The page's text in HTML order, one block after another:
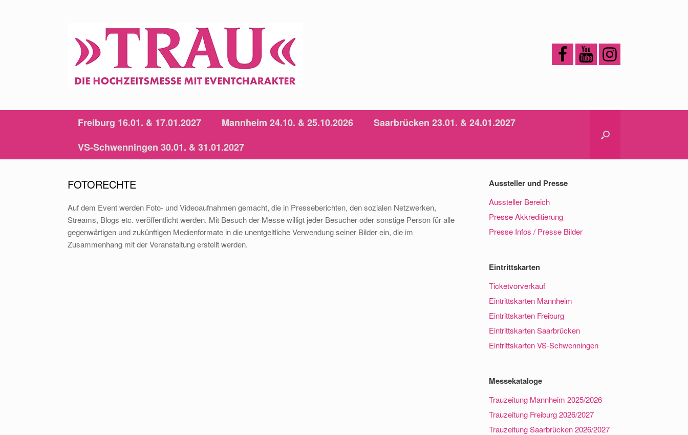
Freiburg 16.01. & 17.01.2027 Mannheim 24.10. & 25.10.2026
Saarbrücken 23.01. & 24.01.2027
VS-Schwenningen 30.01. & 31.01.2027
FOTORECHTE
Auf dem Event werden Foto- und Videoaufnahmen gemacht, die in Presseberichten, den sozialen Netzwerken,
Streams, Blogs etc. veröffentlicht werden. Mit Besuch der Messe willigt jeder Besucher oder sonstige Person für alle
gegenwärtigen und zukünftigen Medienformate in die unentgeltliche Verwendung seiner Bilder ein, die im
Zusammenhang mit der Veranstaltung erstellt werden.
Aussteller und Presse
Aussteller Bereich
Presse Akkreditierung
Presse Infos / Presse Bilder
Eintrittskarten
Ticketvorverkauf
Eintrittskarten Mannheim
Eintrittskarten Freiburg
Eintrittskarten Saarbrücken
Eintrittskarten VS-Schwenningen
Messekataloge
Trauzeitung Mannheim 2025/2026
Trauzeitung Freiburg 2026/2027
Trauzeitung Saarbrücken 2026/2027